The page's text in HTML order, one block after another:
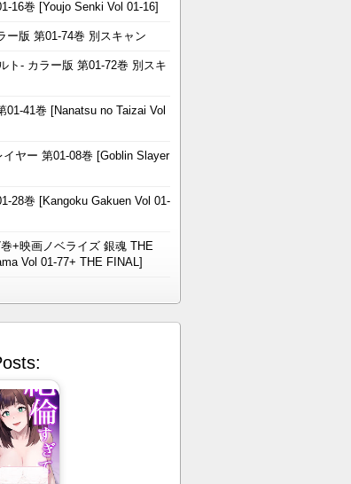
16巻 [Youjo Senki Vol 01-16]
ー版 第01-74巻 別スキャン
ト- カラー版 第01-72巻 別スキ
01-41巻 [Nanatsu no Taizai Vol
イヤー 第01-08巻 [Goblin Slayer
28巻 [Kangoku Gakuen Vol 01-
+映画ノベライズ 銀魂 THE
Vol 01-77+ THE FINAL]